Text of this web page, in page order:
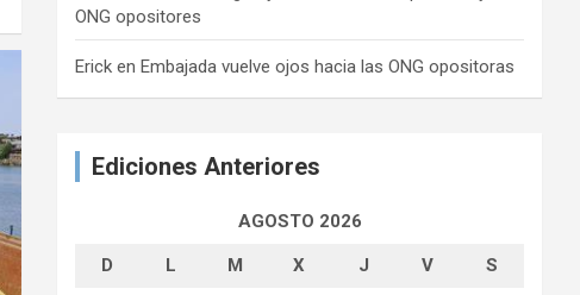
ONG opositores
Erick en Embajada vuelve ojos hacia las ONG opositoras
Ediciones Anteriores
AGOSTO 2026
D L M X J V S